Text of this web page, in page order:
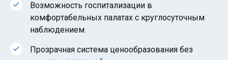
Возможность госпитализации в
комфортабельных палатах с круглосуточным
наблюдением.
Прозрачная система ценообразования без